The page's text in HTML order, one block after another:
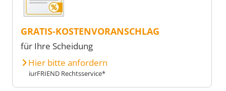
GRATIS-KOSTENVORANSCHLAG
für Ihre Scheidung
Hier bitte anfordern
iurFRIEND Rechtsservice*